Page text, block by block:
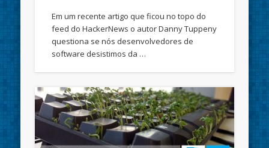
Em um recente artigo que ficou no topo do
feed do HackerNews o autor Danny Tuppeny
questiona se nós desenvolvedores de
software desistimos da …